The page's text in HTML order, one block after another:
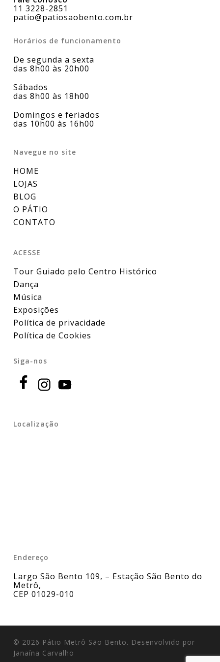
11 3228-2851
patio@patiosaobento.com.br
Horários de funcionamento
De segunda a sexta
das 8h00 às 20h00
Sábados
das 8h00 às 18h00
Domingos e feriados
das 10h00 às 16h00
Navegue no site
HOME
LOJAS
BLOG
O PÁTIO
CONTATO
ACESSE
Tour Guiado pelo Centro Histórico
Dança
Música
Exposições
Política de privacidade
Política de Cookies
Siga-nos
Localização
Endereço
Largo São Bento 109, – Estação São Bento do
Metrô,
CEP 01029-010
© 2026 Pátio Metrô São Bento. Desenvolvido por
Janaína Carvalho